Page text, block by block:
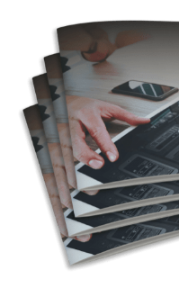
einem mobilen
Smartphone oder
die Seite in einem
aufrufbar sein. Ist
fehlerhaft oder
bzw. potentielle
und abspringen.
gehört heute
Have und wird